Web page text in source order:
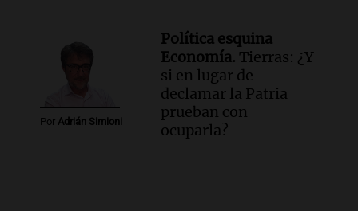
Por Adrián Simioni
Política esquina
Economía. Tierras: ¿Y
si en lugar de
declamar la Patria
prueban con
ocuparla?